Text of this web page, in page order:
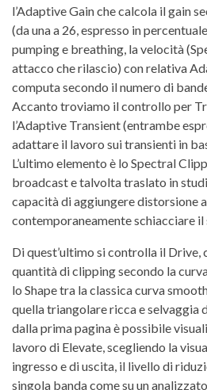
l’Adaptive Gain che calcola il gain
(da una a 26, espresso in
pumping e breathing, la velocità
attacco che rilascio) con relativa
computa secondo il numero di
Accanto troviamo il controllo per
l’Adaptive Transient (entrambe
adattare il lavoro sui transienti in
L’ultimo elemento è lo Spectral
broadcast e talvolta traslato in
capacità di aggiungere distorsione
contemporaneamente schiacciare il
Di quest’ultimo si controlla il Drive,
quantità di clipping secondo la
lo Shape tra la classica curva
quella triangolare ricca e selvaggia
dalla prima pagina è possibile
lavoro di Elevate, scegliendo la
ingresso e di uscita, il livello di
singola banda come su un